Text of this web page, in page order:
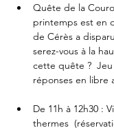
Quête de la
printemps est en
de Cérès a
serez-vous à la
cette quête ?
réponses en libre
De 11h à 12h30 :
thermes